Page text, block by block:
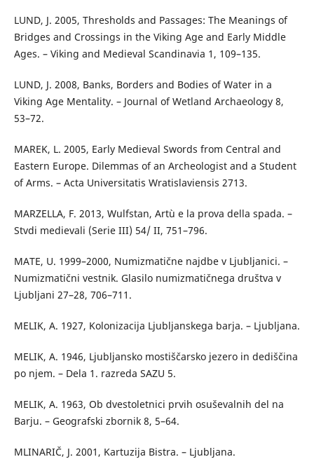
LUND, J. 2005, Thresholds and Passages: The Meanings of
Bridges and Crossings in the Viking Age and Early Middle
Ages. – Viking and Medieval Scandinavia 1, 109–135.
LUND, J. 2008, Banks, Borders and Bodies of Water in a
Viking Age Mentality. – Journal of Wetland Archaeology 8,
53–72.
MAREK, L. 2005, Early Medieval Swords from Central and
Eastern Europe. Dilemmas of an Archeologist and a Student
of Arms. – Acta Universitatis Wratislaviensis 2713.
MARZELLA, F. 2013, Wulfstan, Artù e la prova della spada. –
Stvdi medievali (Serie III) 54/ II, 751–796.
MATE, U. 1999–2000, Numizmatične najdbe v Ljubljanici. –
Numizmatični vestnik. Glasilo numizmatičnega društva v
Ljubljani 27–28, 706–711.
MELIK, A. 1927, Kolonizacija Ljubljanskega barja. – Ljubljana.
MELIK, A. 1946, Ljubljansko mostiščarsko jezero in dediščina
po njem. – Dela 1. razreda SAZU 5.
MELIK, A. 1963, Ob dvestoletnici prvih osuševalnih del na
Barju. – Geografski zbornik 8, 5–64.
MLINARIČ, J. 2001, Kartuzija Bistra. – Ljubljana.